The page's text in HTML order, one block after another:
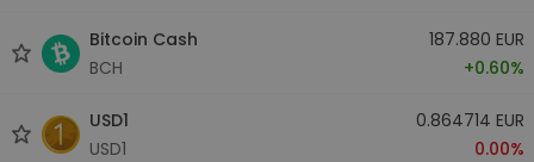
Bitcoin Cash
BCH
187.880 EUR
+0.60%
USD1
USD1
0.864714 EUR
0.00%